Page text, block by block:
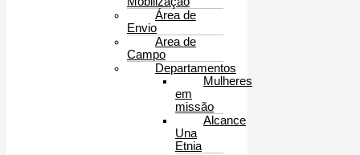
Área de
Envio
Area de
Campo
Departamentos
Mulheres
em
missão
Alcance
Una
Etnia